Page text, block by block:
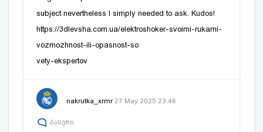
subject nevertheless I simply needed to ask. Kudos!
https://3dlevsha.com.ua/elektroshoker-svoimi-rukami-
vozmozhnost-ili-opasnost-so
vety-ekspertov
nakrutka_xrmr 27 May 2025 23:46
პასუხი